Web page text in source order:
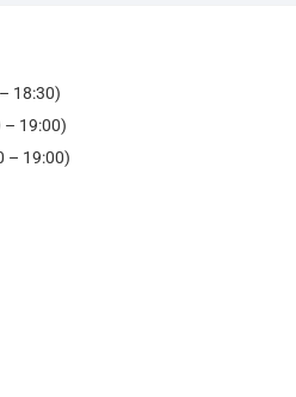
18:30)
– 19:00)
– 19:00)